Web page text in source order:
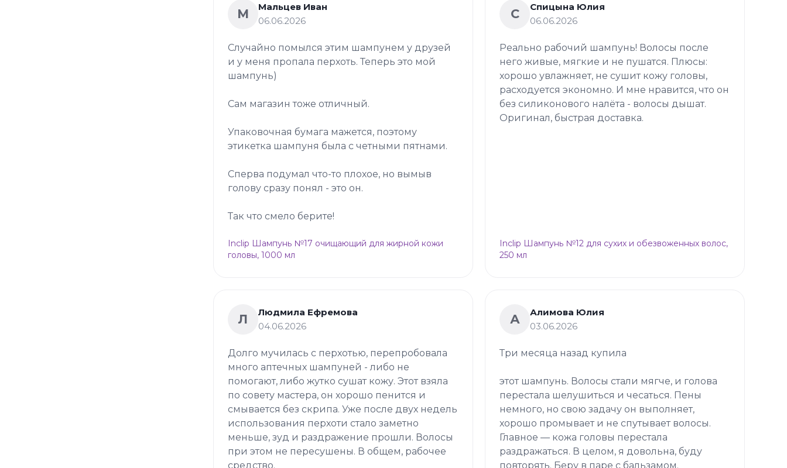
М
Мальцев Иван
06.06.2026
Случайно помылся этим шампунем у друзей
и у меня пропала перхоть. Теперь это мой
шампунь)
Сам магазин тоже отличный.
Упаковочная бумага мажется, поэтому
этикетка шампуня была с четными пятнами.
Сперва подумал что-то плохое, но вымыв
голову сразу понял - это он.
Так что смело берите!
Inclip Шампунь №17 очищающий для жирной кожи
головы, 1000 мл
С
Спицына Юлия
06.06.2026
Реально рабочий шампунь! Волосы после
него живые, мягкие и не пушатся. Плюсы:
хорошо увлажняет, не сушит кожу головы,
расходуется экономно. И мне нравится, что он
без силиконового налёта - волосы дышат.
Оригинал, быстрая доставка.
Inclip Шампунь №12 для сухих и обезвоженных волос,
250 мл
Л
Людмила Ефремова
04.06.2026
Долго мучилась с перхотью, перепробовала
много аптечных шампуней - либо не
помогают, либо жутко сушат кожу. Этот взяла
по совету мастера, он хорошо пенится и
смывается без скрипа. Уже после двух недель
использования перхоти стало заметно
меньше, зуд и раздражение прошли. Волосы
при этом не пересушены. В общем, рабочее
средство.
А
Алимова Юлия
03.06.2026
Три месяца назад купила
этот шампунь. Волосы стали мягче, и голова
перестала шелушиться и чесаться. Пены
немного, но свою задачу он выполняет,
хорошо промывает и не спутывает волосы.
Главное — кожа головы перестала
раздражаться. В целом, я довольна, буду
повторять. Беру в паре с бальзамом.